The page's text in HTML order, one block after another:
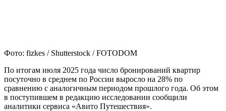
Фото: fizkes / Shutterstock / FOTODOM
По итогам июля 2025 года число бронирований квартир
посуточно в среднем по России выросло на 28% по
сравнению с аналогичным периодом прошлого года. Об этом
в поступившем в редакцию исследовании сообщили
аналитики сервиса «Авито Путешествия».